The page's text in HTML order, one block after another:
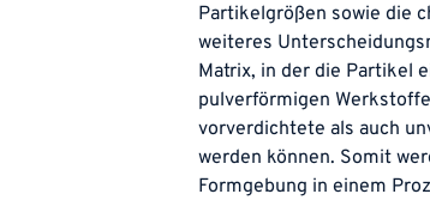
Partikelgrößen sowie die
weiteres
Matrix, in der die Partikel
pulverförmigen
vorverdichtete als auch
werden können. Somit
Formgebung in einem